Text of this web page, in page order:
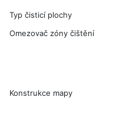
Typ čisticí plochy
Omezovač zóny čištění
Konstrukce mapy